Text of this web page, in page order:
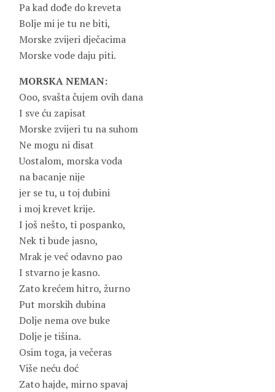
Pa kad dođe do kreveta
Bolje mi je tu ne biti,
Morske zvijeri dječacima
Morske vode daju piti.
MORSKA NEMAN:
Ooo, svašta čujem ovih dana
I sve ću zapisat
Morske zvijeri tu na suhom
Ne mogu ni disat
Uostalom, morska voda
na bacanje nije
jer se tu, u toj dubini
i moj krevet krije.
I još nešto, ti pospanko,
Nek ti bude jasno,
Mrak je već odavno pao
I stvarno je kasno.
Zato krećem hitro, žurno
Put morskih dubina
Dolje nema ove buke
Dolje je tišina.
Osim toga, ja večeras
Više neću doć
Zato hajde, mirno spavaj